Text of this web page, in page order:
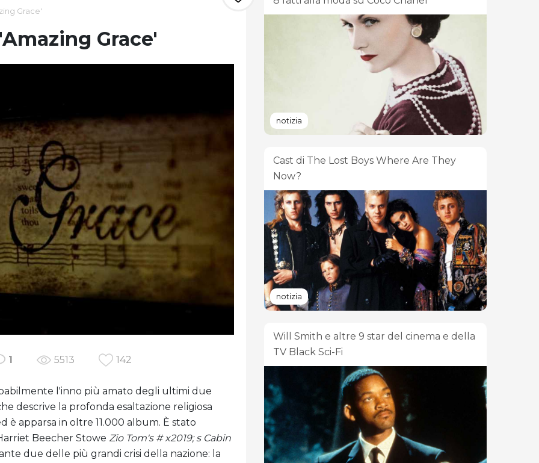
Grace'
Grace'
1 5513 142
l'inno più amato degli ultimi due
descrive la profonda esaltazione religiosa
è apparsa in oltre 11.000 album. È stato
Beecher Stowe Zio Tom's # x2019; s Cabin
due delle più grandi crisi della nazione: la
notizia
Cast di The Lost Boys Where Are They
Now?
notizia
Will Smith e altre 9 star del cinema e della
TV Black Sci-Fi